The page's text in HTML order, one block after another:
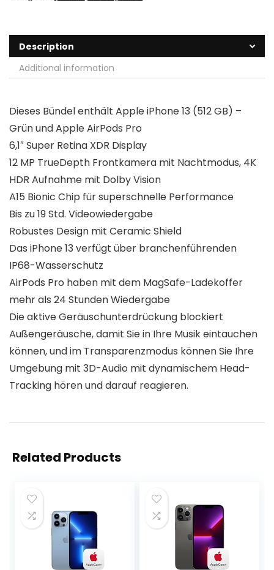
Description
Additional information
Dieses Bündel enthält Apple iPhone 13 (512 GB) –
Grün und Apple AirPods Pro
6,1″ Super Retina XDR Display
12 MP TrueDepth Frontkamera mit Nachtmodus, 4K
HDR Aufnahme mit Dolby Vision
A15 Bionic Chip für superschnelle Performance
Bis zu 19 Std. Videowiedergabe
Robustes Design mit Ceramic Shield
Das iPhone 13 verfügt über branchenführenden
IP68-Wasserschutz
AirPods Pro haben mit dem MagSafe-Ladekoffer
mehr als 24 Stunden Wiedergabe
Die aktive Geräuschunterdrückung blockiert
Außengeräusche, damit Sie in Ihre Musik eintauchen
können, und im Transparenzmodus können Sie Ihre
Umgebung mit 3D-Audio mit dynamischem Head-
Tracking hören und darauf reagieren.
Related Products